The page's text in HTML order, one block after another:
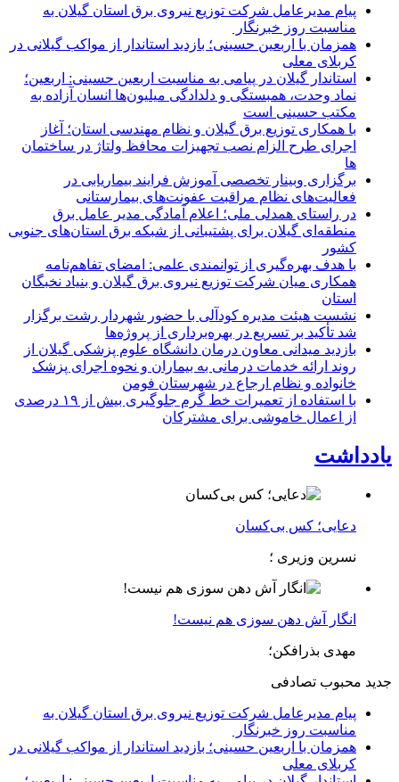
پیام مدیرعامل شركت توزیع نیروی برق استان گیلان به
مناسبت روز خبرنگار ‌
همزمان با اربعین حسینی؛ بازدید استاندار از مواکب گیلانی در
کربلای معلی
استاندار گیلان در پیامی به مناسبت اربعین حسینی: اربعین؛
نماد وحدت، همبستگی و دلدادگی میلیون‌ها انسان آزاده به
مکتب حسینی است
با همکاری توزیع برق گیلان و نظام مهندسی استان؛ آغاز
اجرای طرح الزام نصب تجهیزات محافظ ولتاژ در ساختمان
ها
برگزاری وبینار تخصصی آموزش فرایند بیماریابی در
فعالیت‌های نظام مراقبت عفونت‌های بیمارستانی
در راستای همدلی ملی؛ اعلام آمادگی مدیر عامل برق
منطقه‌ای گیلان برای پشتیبانی از شبكه برق استان‌های جنوبی
كشور
با هدف بهره‌گیری از توانمندی علمی: امضای تفاهم‌نامه
همكاری میان شركت توزیع نیروی برق گیلان و بنیاد نخبگان
استان
نشست هیئت مدیره کودآلی با حضور شهردار رشت برگزار
شد تأکید بر تسریع در بهره‌برداری از پروژه‌ها
بازدید میدانی معاون درمان دانشگاه علوم پزشکی گیلان از
روند ارائه خدمات درمانی به بیماران و نحوه اجرای پزشک
خانواده و نظام ارجاع در شهرستان فومن
با استفاده از تعمیرات خط گرم جلوگیری بیش از ۱۹ درصدی
از اعمال خاموشی برای مشتركان
یادداشت
دعایی؛ کس بی‌کسان
نسرین وزیری ؛
انگار آش دهن سوزی هم نیست!
مهدی بذرافکن؛
جدید محبوب تصادفی
پیام مدیرعامل شركت توزیع نیروی برق استان گیلان به
مناسبت روز خبرنگار ‌
همزمان با اربعین حسینی؛ بازدید استاندار از مواکب گیلانی در
کربلای معلی